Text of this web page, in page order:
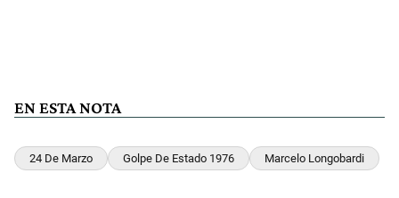
EN ESTA NOTA
24 De Marzo Golpe De Estado 1976 Marcelo Longobardi